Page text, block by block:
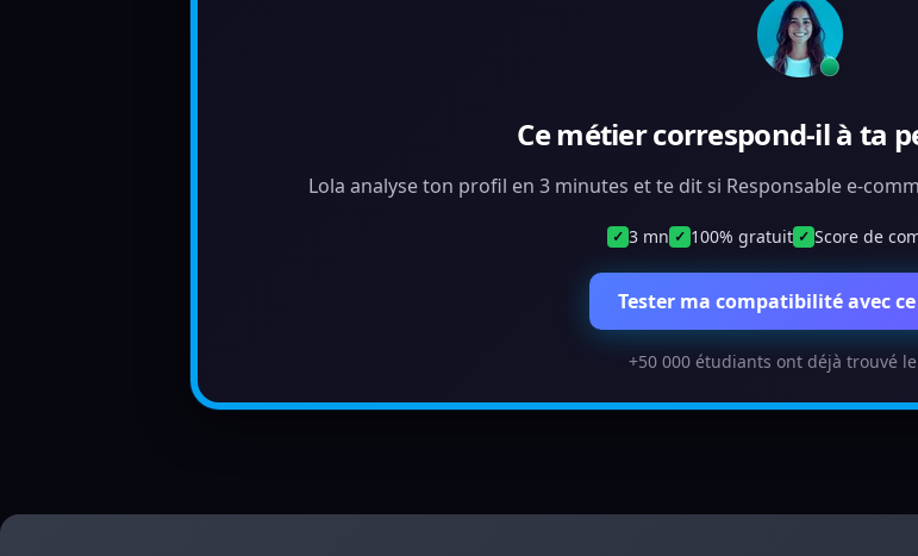
Ce métier correspond-il à ta
Lola analyse ton profil en 3 minutes et te dit si Responsable e-
✓ 3 mn ✓ 100% gratuit ✓ Score de
Tester ma compatibilité avec
+50 000 étudiants ont déjà trouvé